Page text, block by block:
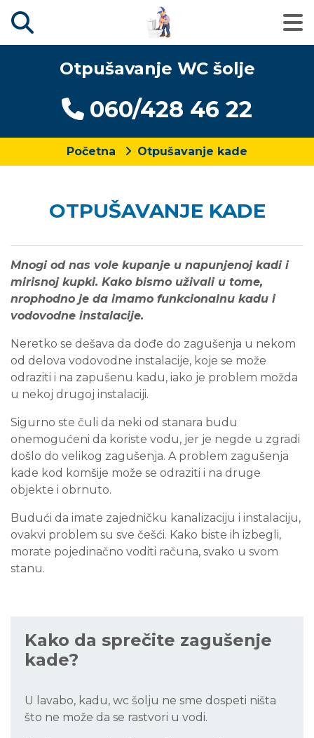
Otpušavanje WC šolje
060/428 46 22
Početna Otpušavanje kade
OTPUŠAVANJE KADE
Mnogi od nas vole kupanje u napunjenoj kadi i
mirisnoj kupki. Kako bismo uživali u tome,
nrophodno je da imamo funkcionalnu kadu i
vodovodne instalacije.
Neretko se dešava da dođe do zagušenja u nekom
od delova vodovodne instalacije, koje se može
odraziti i na zapušenu kadu, iako je problem možda
u nekoj drugoj instalaciji.
Sigurno ste čuli da neki od stanara budu
onemogućeni da koriste vodu, jer je negde u zgradi
došlo do velikog zagušenja. A problem zagušenja
kade kod komšije može se odraziti i na druge
objekte i obrnuto.
Budući da imate zajedničku kanalizaciju i instalaciju,
ovakvi problem su sve češći. Kako biste ih izbegli,
morate pojedinačno voditi računa, svako u svom
stanu.
Kako da sprečite zagušenje
kade?
U lavabo, kadu, wc šolju ne sme dospeti ništa
što ne može da se rastvori u vodi.